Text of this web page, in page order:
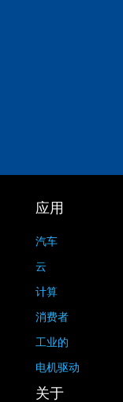
应用
汽车
云
计算
消费者
工业的
电机驱动
关于